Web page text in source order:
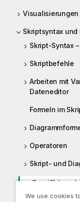
Visualisierungen
Skriptsyntax
Skript-Syntax
Skriptbefehle
Arbeiten mit
Dateneditor
Formeln im
Operatoren
Skript- und
Dateisystem
We use cookies